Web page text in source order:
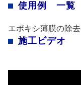
使用例 一覧
エポキシ薄膜の除去
施工ビデオ